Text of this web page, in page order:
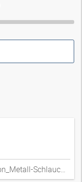
TI_HF-Fragebogen_zur_Auswahl_von_Metall-Schlauchleitungen_DExpdf